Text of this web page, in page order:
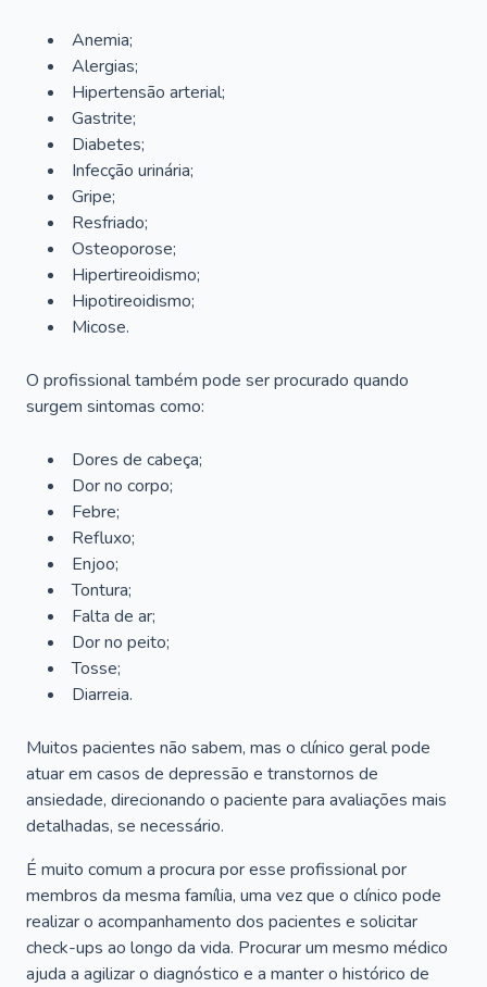
Anemia;
Alergias;
Hipertensão arterial;
Gastrite;
Diabetes;
Infecção urinária;
Gripe;
Resfriado;
Osteoporose;
Hipertireoidismo;
Hipotireoidismo;
Micose.
O profissional também pode ser procurado quando
surgem sintomas como:
Dores de cabeça;
Dor no corpo;
Febre;
Refluxo;
Enjoo;
Tontura;
Falta de ar;
Dor no peito;
Tosse;
Diarreia.
Muitos pacientes não sabem, mas o clínico geral pode
atuar em casos de depressão e transtornos de
ansiedade, direcionando o paciente para avaliações mais
detalhadas, se necessário.
É muito comum a procura por esse profissional por
membros da mesma família, uma vez que o clínico pode
realizar o acompanhamento dos pacientes e solicitar
check-ups ao longo da vida. Procurar um mesmo médico
ajuda a agilizar o diagnóstico e a manter o histórico de